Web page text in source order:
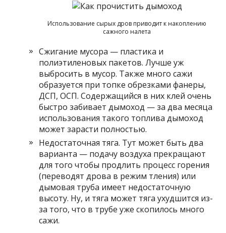
Использование сырых дров приводит к накоплению
сажного налета
Сжигание мусора — пластика и
полиэтиленовых пакетов. Лучше уж
выбросить в мусор. Также много сажи
образуется при топке обрезками фанеры,
ДСП, ОСП. Содержащийся в них клей очень
быстро забивает дымоход — за два месяца
использования такого топлива дымоход
может зарасти полностью.
Недостаточная тяга. Тут может быть два
варианта — подачу воздуха прекращают
для того чтобы продлить процесс горения
(переводят дрова в режим тления) или
дымовая труба имеет недостаточную
высоту. Ну, и тяга может тяга ухудшится из-
за того, что в трубе уже скопилось много
сажи.